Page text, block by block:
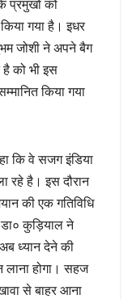
प्रमुखों को
गया है। इधर
जोशी ने अपने बैग
को भी इस
किया गया
कि वे सजग इंडिया
रहे है। इस दौरान
की एक गतिविधि
डा० कुड़ियाल ने
ध्यान देने की
लाना होगा। सहज
से बाहर आना